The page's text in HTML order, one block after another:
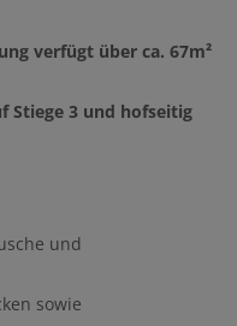
verfügt über ca. 67m²
Stiege 3 und hofseitig
und
sowie